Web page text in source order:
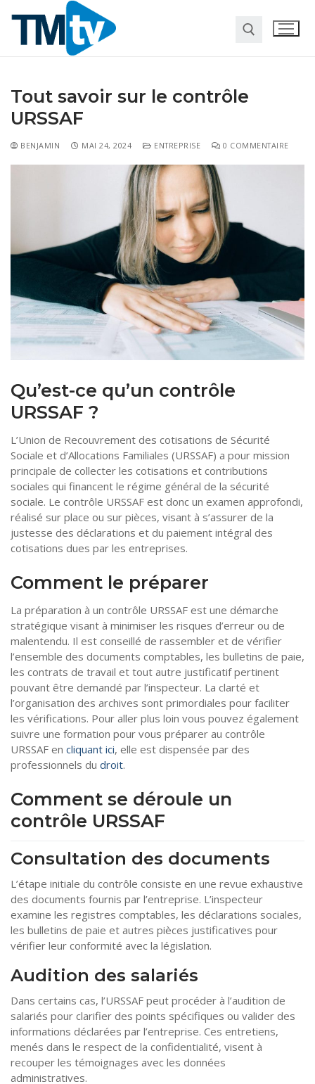
Pour la maison
Marketing
Transformation digitale
Web
Gastronomie
Tourisme
Droit
Divers
Coronavirus
Tout savoir sur le contrôle
URSSAF
BENJAMIN MAI 24, 2024 ENTREPRISE 0 COMMENTAIRE
Qu’est-ce qu’un contrôle
URSSAF ?
L’Union de Recouvrement des cotisations de Sécurité
Sociale et d’Allocations Familiales (URSSAF) a pour mission
principale de collecter les cotisations et contributions
sociales qui financent le régime général de la sécurité
sociale. Le contrôle URSSAF est donc un examen approfondi,
réalisé sur place ou sur pièces, visant à s’assurer de la
justesse des déclarations et du paiement intégral des
cotisations dues par les entreprises.
Comment le préparer
La préparation à un contrôle URSSAF est une démarche
stratégique visant à minimiser les risques d’erreur ou de
malentendu. Il est conseillé de rassembler et de vérifier
l’ensemble des documents comptables, les bulletins de paie,
les contrats de travail et tout autre justificatif pertinent
pouvant être demandé par l’inspecteur. La clarté et
l’organisation des archives sont primordiales pour faciliter
les vérifications. Pour aller plus loin vous pouvez également
suivre une formation pour vous préparer au contrôle
URSSAF en cliquant ici, elle est dispensée par des
professionnels du droit.
Comment se déroule un
contrôle URSSAF
Consultation des documents
L’étape initiale du contrôle consiste en une revue exhaustive
des documents fournis par l’entreprise. L’inspecteur
examine les registres comptables, les déclarations sociales,
les bulletins de paie et autres pièces justificatives pour
vérifier leur conformité avec la législation.
Audition des salariés
Dans certains cas, l’URSSAF peut procéder à l’audition de
salariés pour clarifier des points spécifiques ou valider des
informations déclarées par l’entreprise. Ces entretiens,
menés dans le respect de la confidentialité, visent à
recouper les témoignages avec les données
administratives.